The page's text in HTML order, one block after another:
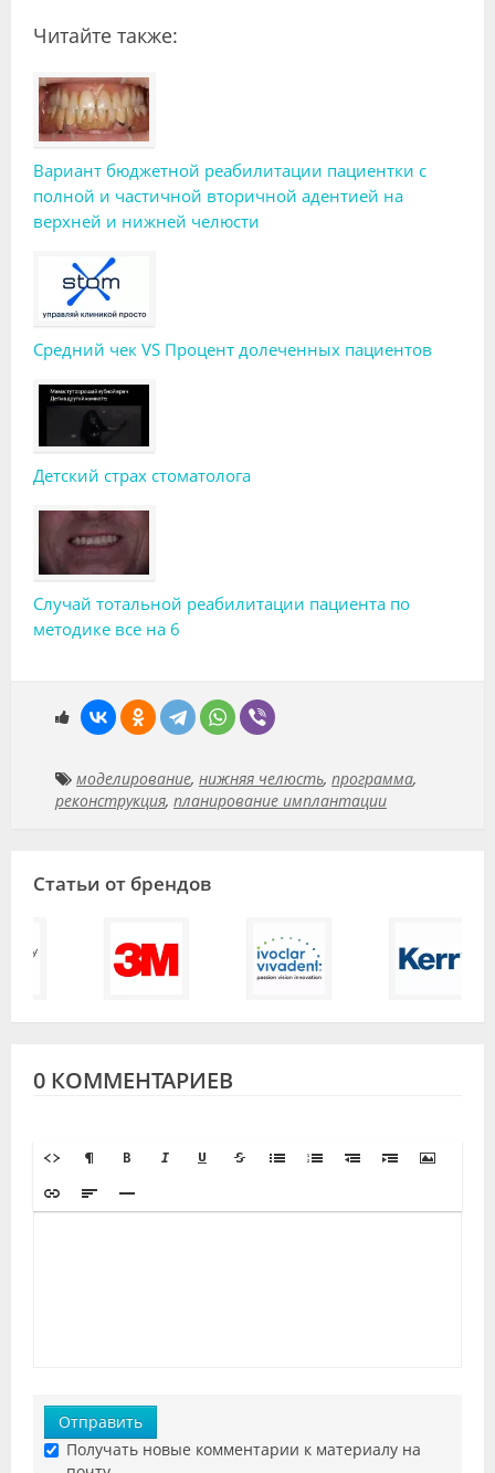
Читайте также:
Вариант бюджетной реабилитации пациентки с
полной и частичной вторичной адентией на
верхней и нижней челюсти
Средний чек VS Процент долеченных пациентов
Детский страх стоматолога
Случай тотальной реабилитации пациента по
методике все на 6
моделирование, нижняя челюсть, программа,
реконструкция, планирование имплантации
Статьи от брендов
0 КОММЕНТАРИЕВ
Отправить
Получать новые комментарии к материалу на